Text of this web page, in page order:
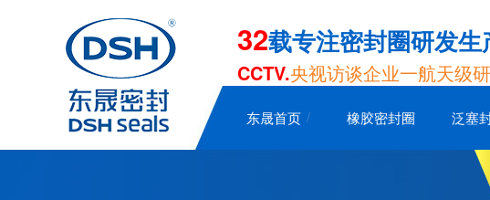
32载专注密封圈研发生
CCTV.央视访谈企业一航天级
东晟首页 橡胶密封圈 泛塞